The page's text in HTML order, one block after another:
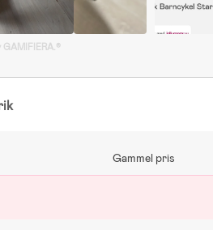
GAMIFIERA.®
Gammel pris